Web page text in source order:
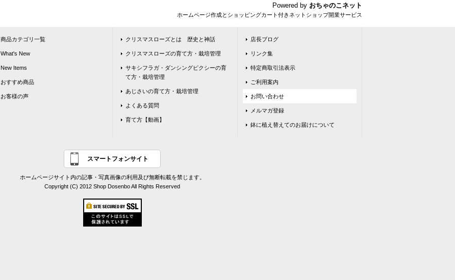
Powered by おちゃのこネット
ホームページ作成とショッピングカート付きネットショップ開業サービス
商品カテゴリ一覧
What's New
New Items
おすすめ商品
お客様の声
クリスマスローズとは 歴史と神話
クリスマスローズの育て方・栽培管理
サキシフラガ・ダンシングピクシーの育
て方・栽培管理
あじさいの育て方・栽培管理
よくある質問
育て方【動画】
店長ブログ
リンク集
特定商取引法表示
ご利用案内
お問い合わせ
メルマガ登録
鉢に植え替えてのお届けについて
スマートフォンサイト
ホームページサイト内の記事・写真画像の利用及び無断転載を禁じます。
Copyright (C) 2012 Shop Dosenbo All Rights Reserved